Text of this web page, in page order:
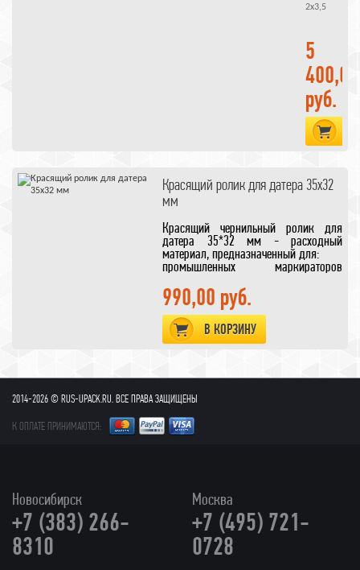
2х3,5
5
400,00
руб.
Красящий ролик для датера 35х32
мм
Красящий чернильный ролик для
датера 35*32 мм - расходный
материал, предназначенный для:
промышленных маркираторов
моделей MY-300A MY-
420A, MY-380F, MY-812G,
и других моделей датеров.
Красящий ролик поставляется
в различной цветовой гамме.
990,00 руб.
В КОРЗИНУ
2014-2026 © RUS-UPACK.RU. ВСЕ ПРАВА ЗАЩИЩЕНЫ
К ОПЛАТЕ ПРИНИМАЮТСЯ:
Новосибирск
+7 (383) 266-
8310
Москва
+7 (495) 721-
0728